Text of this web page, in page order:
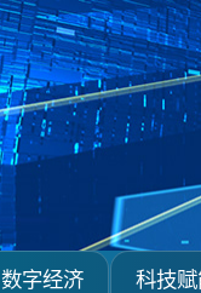
数字经济 科技